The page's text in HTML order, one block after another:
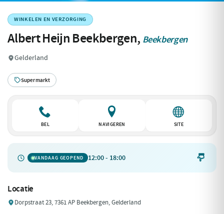
WINKELEN EN VERZORGING
Albert Heijn Beekbergen, Beekbergen
Gelderland
Supermarkt
BEL NAVIGEREN SITE
VANDAAG GEOPEND 12:00 - 18:00 
Locatie
Dorpstraat 23, 7361 AP Beekbergen, Gelderland